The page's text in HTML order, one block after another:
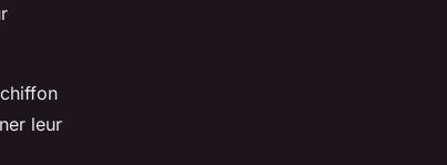
leur